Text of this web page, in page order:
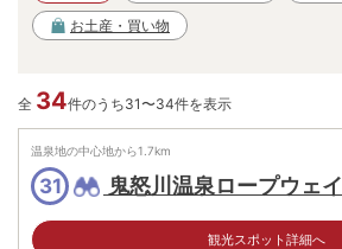
お土産・買い物
全 34件のうち31〜34件を表示
温泉地の中心地から1.7km
31 鬼怒川温泉ロープウェイ
観光スポット詳細へ